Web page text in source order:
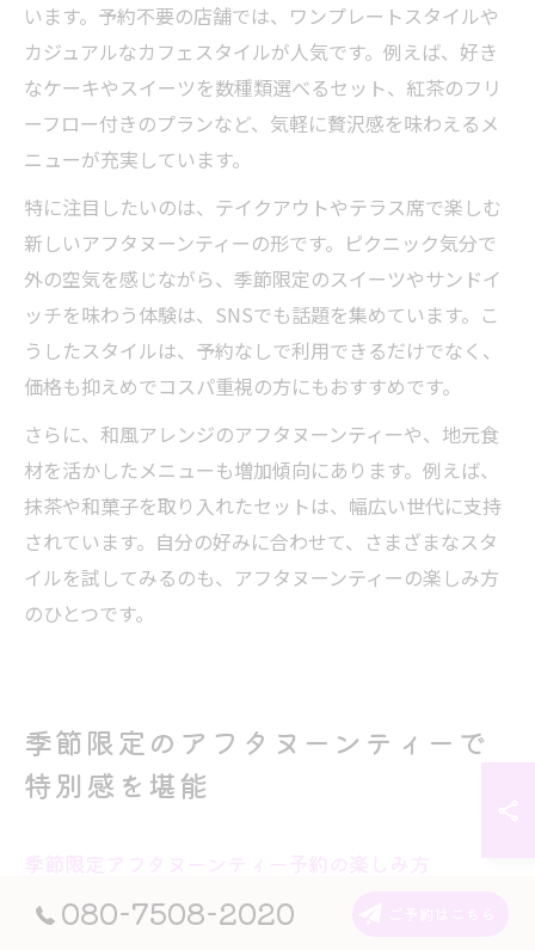
います。予約不要の店舗では、ワンプレートスタイルや
カジュアルなカフェスタイルが人気です。例えば、好き
なケーキやスイーツを数種類選べるセット、紅茶のフリ
ーフロー付きのプランなど、気軽に贅沢感を味わえるメ
ニューが充実しています。
特に注目したいのは、テイクアウトやテラス席で楽しむ
新しいアフタヌーンティーの形です。ピクニック気分で
外の空気を感じながら、季節限定のスイーツやサンドイ
ッチを味わう体験は、SNSでも話題を集めています。こ
うしたスタイルは、予約なしで利用できるだけでなく、
価格も抑えめでコスパ重視の方にもおすすめです。
さらに、和風アレンジのアフタヌーンティーや、地元食
材を活かしたメニューも増加傾向にあります。例えば、
抹茶や和菓子を取り入れたセットは、幅広い世代に支持
されています。自分の好みに合わせて、さまざまなスタ
イルを試してみるのも、アフタヌーンティーの楽しみ方
のひとつです。
季節限定のアフタヌーンティーで
特別感を堪能
季節限定アフタヌーンティーは、春の桜、夏のフルー
080-7508-2020